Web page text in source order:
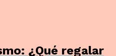
¿Qué regalar